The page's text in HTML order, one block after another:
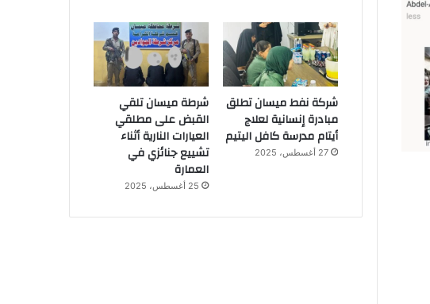
شركة نفط ميسان تطلق
مبادرة إنسانية لعلاج
أيتام مدرسة كافل اليتيم
27 أغسطس، 2025
شرطة ميسان تلقي
القبض على مطلقي
العيارات النارية أثناء
تشييع جنائزي في
العمارة
25 أغسطس، 2025